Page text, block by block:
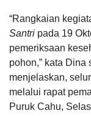
“Rangkaian
Santri pada 19
pemeriksaan
pohon,” kata Dina
menjelaskan,
melalui rapat
Puruk Cahu,